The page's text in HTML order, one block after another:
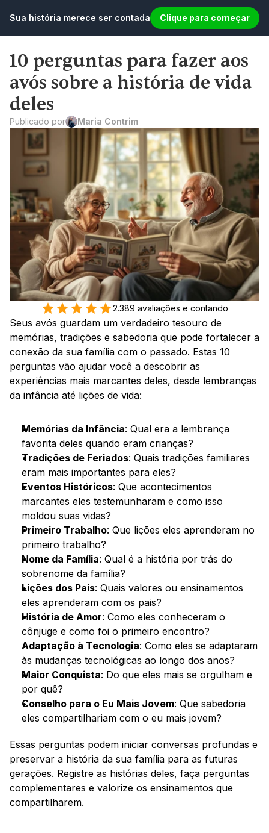
Sua história merece ser contada Clique para começar
10 perguntas para fazer aos
avós sobre a história de vida
deles
Publicado por Maria Contrim
2.389 avaliações e contando
Seus avós guardam um verdadeiro tesouro de
memórias, tradições e sabedoria que pode fortalecer a
conexão da sua família com o passado. Estas 10
perguntas vão ajudar você a descobrir as
experiências mais marcantes deles, desde lembranças
da infância até lições de vida:
Memórias da Infância: Qual era a lembrança
favorita deles quando eram crianças?
Tradições de Feriados: Quais tradições familiares
eram mais importantes para eles?
Eventos Históricos: Que acontecimentos
marcantes eles testemunharam e como isso
moldou suas vidas?
Primeiro Trabalho: Que lições eles aprenderam no
primeiro trabalho?
Nome da Família: Qual é a história por trás do
sobrenome da família?
Lições dos Pais: Quais valores ou ensinamentos
eles aprenderam com os pais?
História de Amor: Como eles conheceram o
cônjuge e como foi o primeiro encontro?
Adaptação à Tecnologia: Como eles se adaptaram
às mudanças tecnológicas ao longo dos anos?
Maior Conquista: Do que eles mais se orgulham e
por quê?
Conselho para o Eu Mais Jovem: Que sabedoria
eles compartilhariam com o eu mais jovem?
Essas perguntas podem iniciar conversas profundas e
preservar a história da sua família para as futuras
gerações. Registre as histórias deles, faça perguntas
complementares e valorize os ensinamentos que
compartilharem.